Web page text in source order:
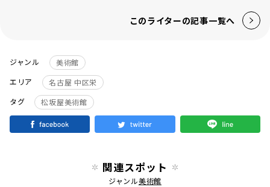
このライターの記事一覧へ
ジャンル
美術館
エリア
名古屋 中区栄
タグ
松坂屋美術館
関連スポット
ジャンル美術館